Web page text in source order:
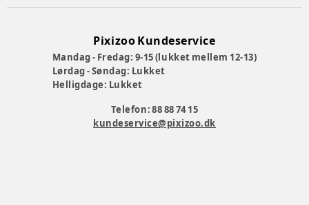
Pixizoo Kundeservice
Mandag - Fredag: 9-15 (lukket mellem 12-13)
Lørdag - Søndag: Lukket
Helligdage: Lukket
Telefon: 88 88 74 15
kundeservice@pixizoo.dk